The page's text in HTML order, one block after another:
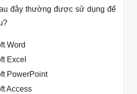
đây thường được sử dụng để
Word
Excel
PowerPoint
Access